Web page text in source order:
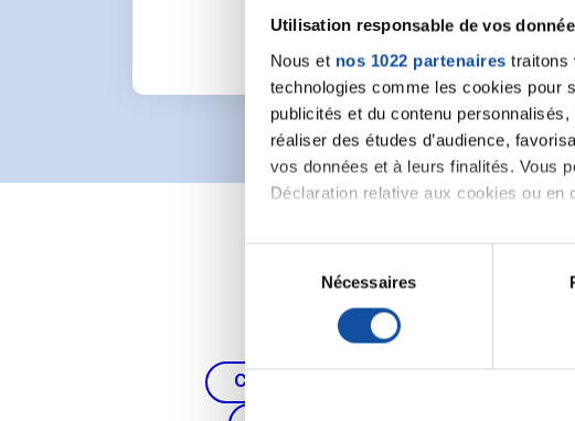
Utilisation responsable de vos
Nous et nos 1022 partenaires traitons
technologies comme les cookies pour
publicités et du contenu
réaliser des études d’audience,
vos données et à leurs finalités. Vous
Déclaration relative aux cookies ou en
Si vous le permettez, nous aimerions
Collecter des informations sur
digitales).
. Vous pouvez modifier ou
c
t
Nécessaires
Se
Cancer du poumon, de la thyroïde